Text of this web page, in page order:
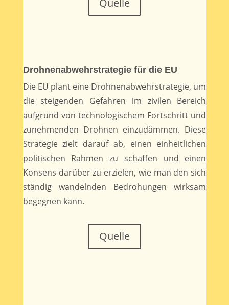
Quelle
Drohnenabwehrstrategie für die EU
Die EU plant eine Drohnenabwehrstrategie, um
die steigenden Gefahren im zivilen Bereich
aufgrund von technologischem Fortschritt und
zunehmenden Drohnen einzudämmen. Diese
Strategie zielt darauf ab, einen einheitlichen
politischen Rahmen zu schaffen und einen
Konsens darüber zu erzielen, wie man den sich
ständig wandelnden Bedrohungen wirksam
begegnen kann.
Quelle